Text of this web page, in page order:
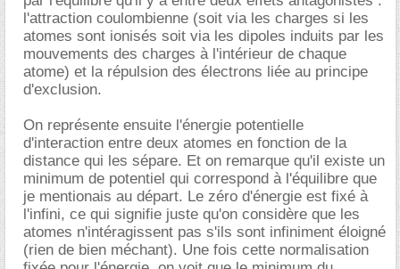
l'attraction coulombienne (soit via les charges si les
atomes sont ionisés soit via les dipoles induits par les
mouvements des charges à l'intérieur de chaque
atome) et la répulsion des électrons liée au principe
d'exclusion.
On représente ensuite l'énergie potentielle
d'interaction entre deux atomes en fonction de la
distance qui les sépare. Et on remarque qu'il existe un
minimum de potentiel qui correspond à l'équilibre que
je mentionais au départ. Le zéro d'énergie est fixé à
l'infini, ce qui signifie juste qu'on considère que les
atomes n'intéragissent pas s'ils sont infiniment éloigné
(rien de bien méchant). Une fois cette normalisation